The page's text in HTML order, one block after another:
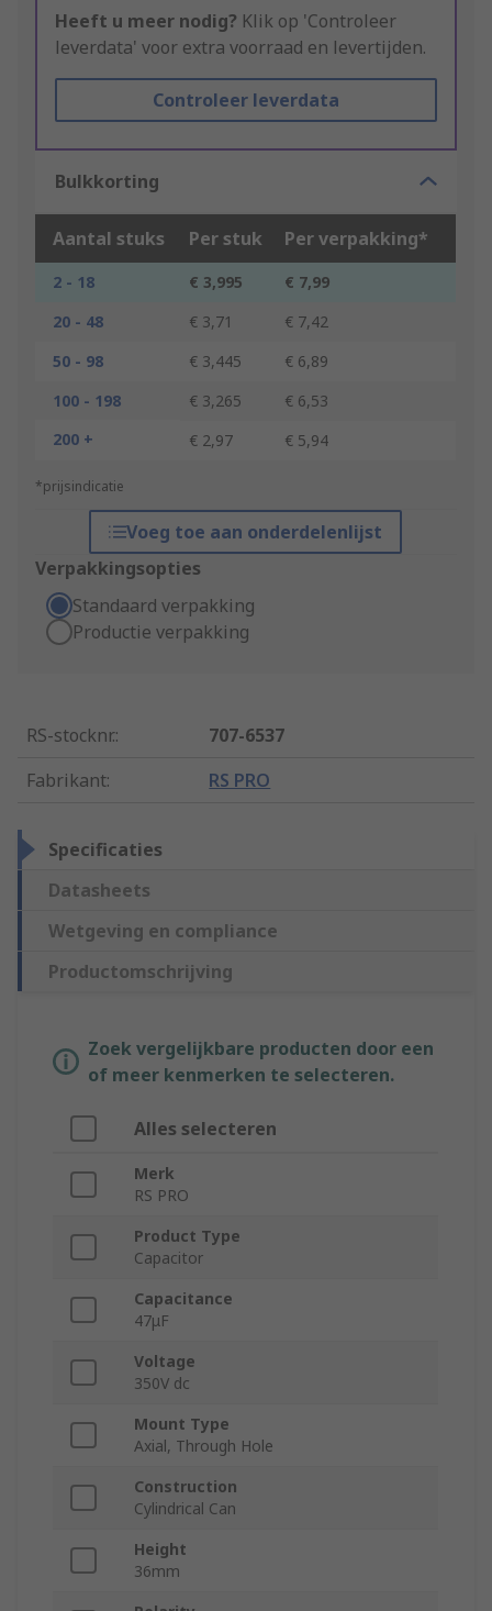
Heeft u meer nodig? Klik op 'Controleer
leverdata' voor extra voorraad en levertijden.
Controleer leverdata
Bulkkorting
Aantal stuks Per stuk Per verpakking*
2 - 18 € 3,995
€ 7,99
20 - 48
€ 3,71
€ 7,42
50 - 98
€ 3,445
€ 6,89
100 - 198
€ 3,265
€ 6,53
200 +
€ 2,97 € 5,94
*prijsindicatie
Voeg toe aan onderdelenlijst
Verpakkingsopties
Standaard verpakking
Productie verpakking
RS-stocknr.:
707-6537
Fabrikant: RS PRO
Specificaties
Datasheets
Wetgeving en compliance
Productomschrijving
Zoek vergelijkbare producten door een
of meer kenmerken te selecteren.
Alles selecteren
Merk
RS PRO
Product Type
Capacitor
Capacitance
47μF
Voltage
350V dc
Mount Type
Axial, Through Hole
Construction
Cylindrical Can
Height
36mm